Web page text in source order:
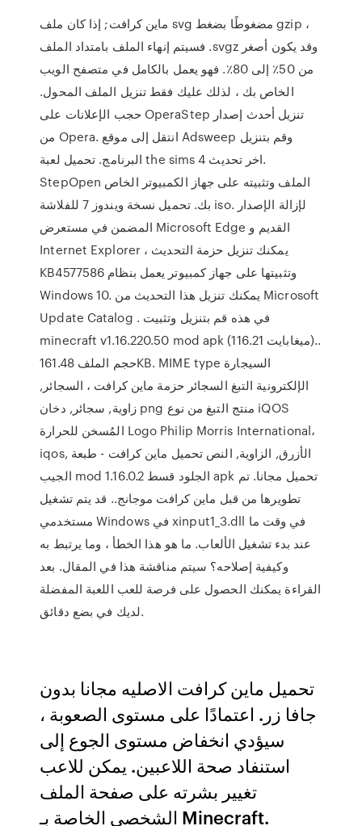
ماين كرافت; إذا كان ملف svg مضغوطًا بضغط gzip ،
فسيتم إنهاء الملف بامتداد الملف .svgz وقد يكون أصغر
من 50٪ إلى 80٪. فهو يعمل بالكامل في متصفح الويب
الخاص بك ، لذلك عليك فقط تنزيل الملف المحول.
حجب الإعلانات على OperaStep تنزيل أحدث إصدار
من Opera. انتقل إلى موقع Adsweep وقم بتنزيل
البرنامج. تحميل لعبة the sims 4 اخر تحديث.
StepOpen الملف وتثبيته على جهاز الكمبيوتر الخاص
بك. تحميل نسخة ويندوز 7 للفلاشة iso. لإزالة الإصدار
المضمن في مستعرض Microsoft Edge القديم و
Internet Explorer ، يمكنك تنزيل حزمة التحديث
KB4577586 وتثبيتها على جهاز كمبيوتر يعمل بنظام
Windows 10. يمكنك تنزيل هذا التحديث من Microsoft
Update Catalog . في هذه قم بتنزيل وتثبيت
minecraft v1.16.220.50 mod apk (116.21 ميغابايت)..
حجم الملف 161.48KB. MIME type السيجارة
الإلكترونية التبغ السجائر حزمة ماين كرافت ، السجائر,
زاوية, سجائر, دخان png منتج التبغ من نوع iQOS
المُسخن للحرارة Logo Philip Morris International،
iqos, الأزرق, الزاوية, النص تحميل ماين كرافت - طبعة
الجيب mod الجلود قسط 1.16.0.2 apk تحميل مجانا. تم
تطويرها من قبل ماين كرافت موجانج.. قد يتم تشغيل
مستخدمي Windows في xinput1_3.dll في وقت ما
عند بدء تشغيل الألعاب. ما هو هذا الخطأ ، وما يرتبط به
وكيفية إصلاحه؟ سيتم مناقشة هذا في المقال. بعد
القراءة يمكنك الحصول على فرصة للعب اللعبة المفضلة
لديك في بضع دقائق.
تحميل ماين كرافت الاصليه مجانا بدون
جافا زر. اعتمادًا على مستوى الصعوبة ،
سيؤدي انخفاض مستوى الجوع إلى
استنفاد صحة اللاعبين. يمكن للاعب
تغيير بشرته على صفحة الملف
الشخصي الخاصة بـ Minecraft.